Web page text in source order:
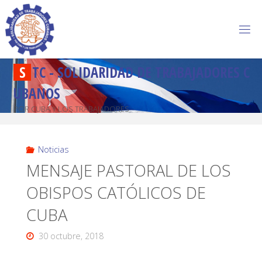
S TC-SOLIDARIDADD R A BAJADORES C
U BANOS
POR CUBA Y LOS TRABAJADORES
Noticias
MENSAJE PASTORAL DE LOS
OBISPOS CATÓLICOS DE
CUBA
30 octubre, 2018